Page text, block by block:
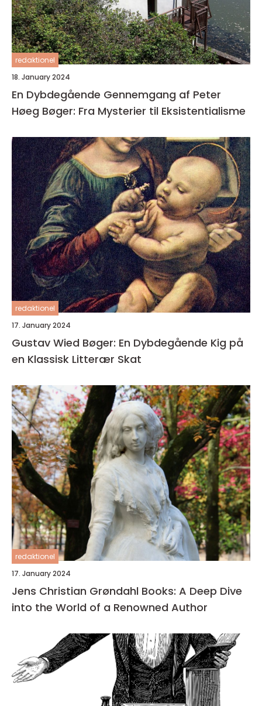
redaktionel
18. January 2024
En Dybdegående Gennemgang af Peter
Høeg Bøger: Fra Mysterier til Eksistentialisme
redaktionel
17. January 2024
Gustav Wied Bøger: En Dybdegående Kig på
en Klassisk Litterær Skat
redaktionel
17. January 2024
Jens Christian Grøndahl Books: A Deep Dive
into the World of a Renowned Author